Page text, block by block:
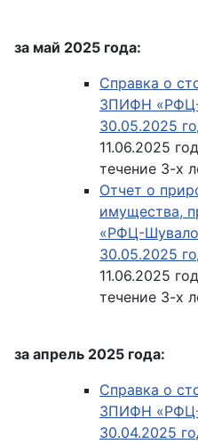
за май 2025 года:
Справка о
ЗПИФН «РФЦ-
30.05.2025
11.06.2025
течение 3-х
Отчет о
имущества,
«РФЦ-
30.05.2025
11.06.2025
течение 3-х
за апрель 2025 года:
Справка о
ЗПИФН «РФЦ-
30.04.2025